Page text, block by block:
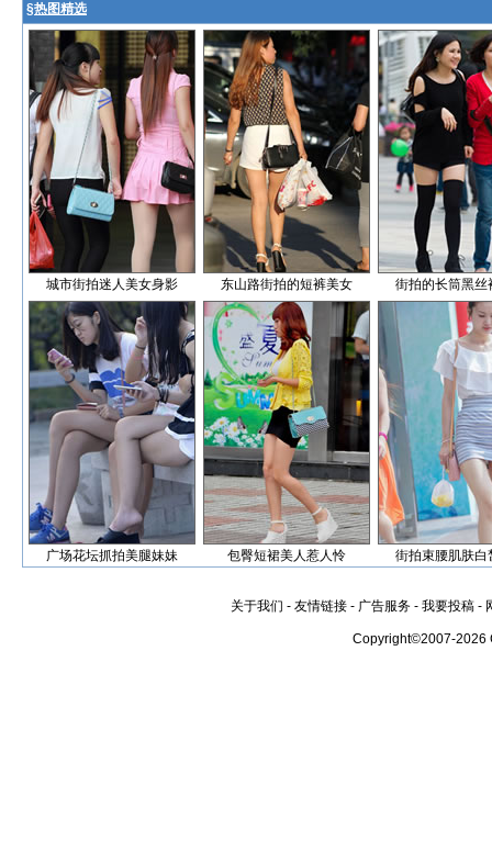
§热图精选
城市街拍迷人美女身影 东山路街拍的短裤美女 街拍的长筒黑丝
广场花坛抓拍美腿妹妹 包臀短裙美人惹人怜 街拍束腰肌肤白
关于我们 - 友情链接 - 广告服务 - 我要投稿 -
Copyright©2007-2026